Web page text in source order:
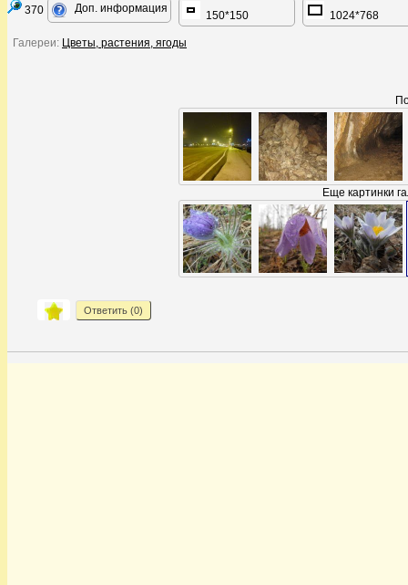
370 Доп. информация
150*150 1024*768
Галереи: Цветы, растения, ягоды
Еще картинки
Ответить (0)